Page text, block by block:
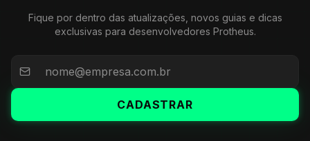
Fique por dentro das atualizações, novos guias e dicas
exclusivas para desenvolvedores Protheus.
CADASTRAR